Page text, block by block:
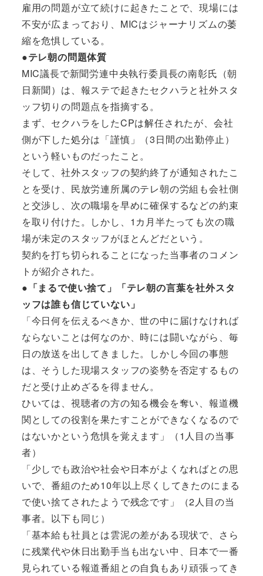
雇用の問題が立て続けに起きたことで、現場には
不安が広まっており、MICはジャーナリズムの萎
縮を危惧している。
●テレ朝の問題体質
MIC議長で新聞労連中央執行委員長の南彰氏（朝
日新聞）は、報ステで起きたセクハラと社外スタ
ッフ切りの問題点を指摘する。
まず、セクハラをしたCPは解任されたが、会社
側が下した処分は「謹慎」（3日間の出勤停止）
という軽いものだったこと。
そして、社外スタッフの契約終了が通知されたこ
とを受け、民放労連所属のテレ朝の労組も会社側
と交渉し、次の職場を早めに確保するなどの約束
を取り付けた。しかし、1カ月半たっても次の職
場が未定のスタッフがほとんどだという。
契約を打ち切られることになった当事者のコメン
トが紹介された。
●「まるで使い捨て」「テレ朝の言葉を社外スタ
ッフは誰も信じていない」
「今日何を伝えるべきか、世の中に届けなければ
ならないことは何なのか、時には闘いながら、毎
日の放送を出してきました。しかし今回の事態
は、そうした現場スタッフの姿勢を否定するもの
だと受け止めざるを得ません。
ひいては、視聴者の方の知る機会を奪い、報道機
関としての役割を果たすことができなくなるので
はないかという危惧を覚えます」（1人目の当事
者）
「少しでも政治や社会や日本がよくなればとの思
いで、番組のため10年以上尽くしてきたのにまる
で使い捨てされたようで残念です」（2人目の当
事者。以下も同じ）
「基本給も社員とは雲泥の差がある現状で、さら
に残業代や休日出勤手当も出ない中、日本で一番
見られている報道番組との自負もあり頑張ってき